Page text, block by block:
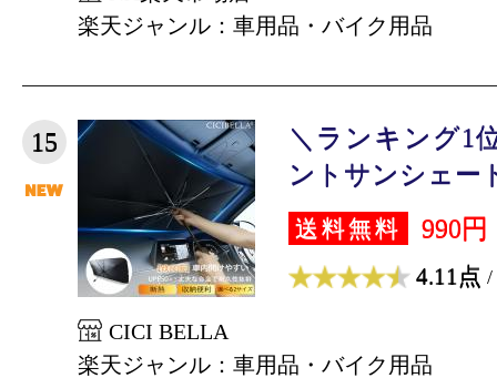
楽天ジャンル：車用品・バイク用品
15
＼ランキング1
ントサンシェー
送料無料 990円
4.11点 /
CICI BELLA
楽天ジャンル：車用品・バイク用品